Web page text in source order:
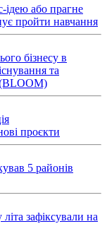
ідею або прагне
пройти навчання
бізнесу в
та
(BLOOM)
проєкти
5 районів
зафіксували на